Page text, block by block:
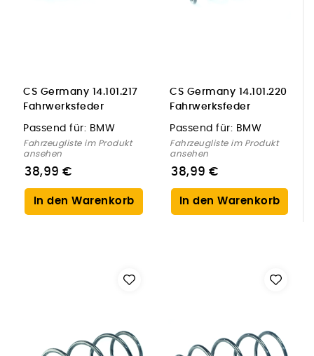
CS Germany 14.101.217
Fahrwerksfeder
Hinterachse für BMW
Passend für: BMW
Fahrzeugliste im Produkt
ansehen
38,99 €
In den Warenkorb
CS Germany 14.101.220
Fahrwerksfeder
Vorderachse für BMW
Passend für: BMW
Fahrzeugliste im Produkt
ansehen
38,99 €
In den Warenkorb